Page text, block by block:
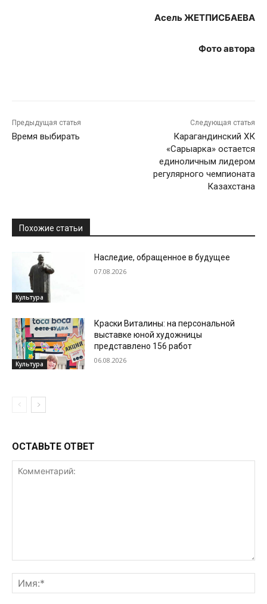
Асель ЖЕТПИСБАЕВА
Фото автора
Предыдущая статья
Время выбирать
Следующая статья
Карагандинский ХК
«Сарыарка» остается
единоличным лидером
регулярного чемпионата
Казахстана
Похожие статьи
Культура
Наследие, обращенное в будущее
07.08.2026
Культура
Краски Виталины: на персональной
выставке юной художницы
представлено 156 работ
06.08.2026
ОСТАВЬТЕ ОТВЕТ